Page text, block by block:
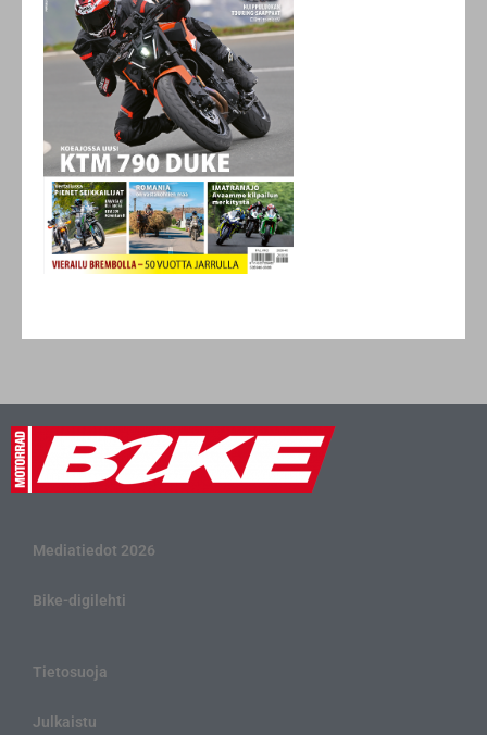
Mediatiedot 2026
Bike-digilehti
Tietosuoja
Julkaistu